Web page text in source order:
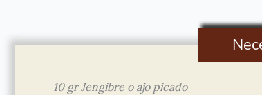
10 gr Jengibre o ajo picado